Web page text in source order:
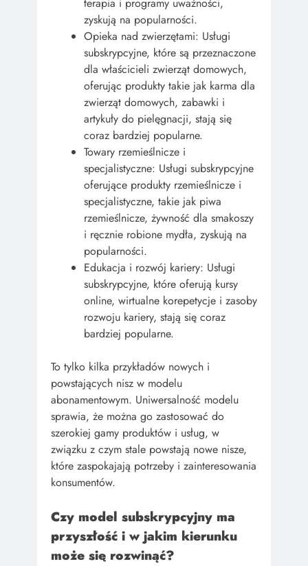
terapia i programy uważności,
zyskują na popularności.
Opieka nad zwierzętami: Usługi
subskrypcyjne, które są przeznaczone
dla właścicieli zwierząt domowych,
oferując produkty takie jak karma dla
zwierząt domowych, zabawki i
artykuły do pielęgnacji, stają się
coraz bardziej popularne.
Towary rzemieślnicze i
specjalistyczne: Usługi subskrypcyjne
oferujące produkty rzemieślnicze i
specjalistyczne, takie jak piwa
rzemieślnicze, żywność dla smakoszy
i ręcznie robione mydła, zyskują na
popularności.
Edukacja i rozwój kariery: Usługi
subskrypcyjne, które oferują kursy
online, wirtualne korepetycje i zasoby
rozwoju kariery, stają się coraz
bardziej popularne.
To tylko kilka przykładów nowych i
powstających nisz w modelu
abonamentowym. Uniwersalność modelu
sprawia, że można go zastosować do
szerokiej gamy produktów i usług, w
związku z czym stale powstają nowe nisze,
które zaspokajają potrzeby i zainteresowania
konsumentów.
Czy model subskrypcyjny ma
przyszłość i w jakim kierunku
może się rozwinąć?